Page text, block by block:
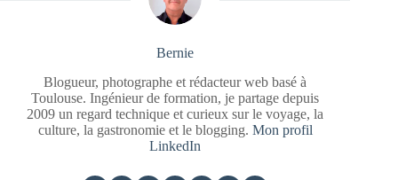
Bernie
Blogueur, photographe et rédacteur web basé à
Toulouse. Ingénieur de formation, je partage depuis
2009 un regard technique et curieux sur le voyage, la
culture, la gastronomie et le blogging. Mon profil
LinkedIn